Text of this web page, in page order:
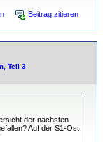
Beitrag zitieren
Teil 3
der nächsten
Auf der S1-Ost